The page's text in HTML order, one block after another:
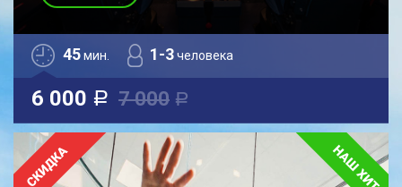
45мин. 1-3человека
6 000 a 7 000 a